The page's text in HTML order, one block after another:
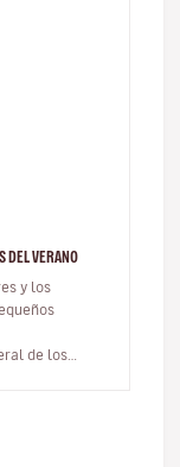
DEL VERANO
y los
de los